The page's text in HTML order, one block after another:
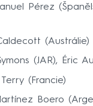
Pérez
(Austrálie)
(JAR), Éric
(Francie)
Boero